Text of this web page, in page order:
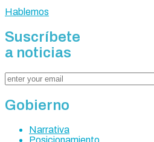
Hablemos
Suscríbete
a noticias
Gobierno
Narrativa